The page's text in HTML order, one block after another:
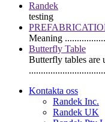
Randek
testing
Meaning
Butterfly Table
Butterfly tables are
Kontakta oss
Randek Inc.
Randek UK